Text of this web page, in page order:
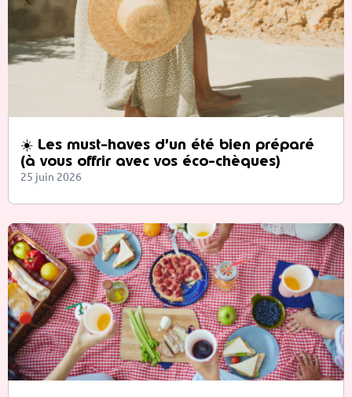
☀️ Les must-haves d’un été bien préparé
(à vous offrir avec vos éco-chèques)
25 juin 2026